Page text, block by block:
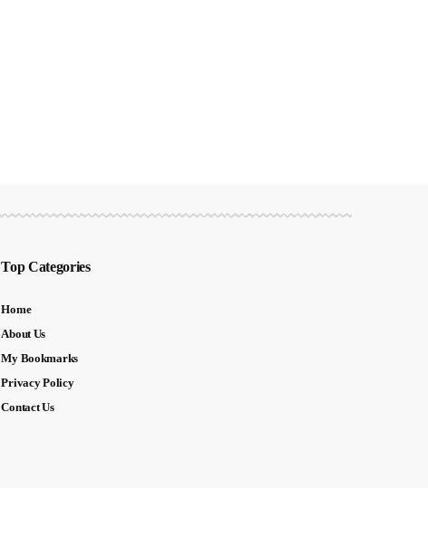
Top Categories
Home
About Us
My Bookmarks
Privacy Policy
Contact Us